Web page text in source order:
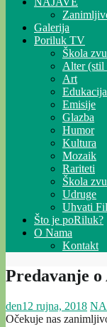
Galerija
Poriluk TV
Škola
Alter (stil
Art
Edukacija
Emisije
Glazba
Humor
Kultura
Mozaik
Rariteti
Škola
Udruge
Uhvati
Što je poRiluk?
O Nama
Kontakt
Predavanje
den12 rujna, 2018
Očekuje nas